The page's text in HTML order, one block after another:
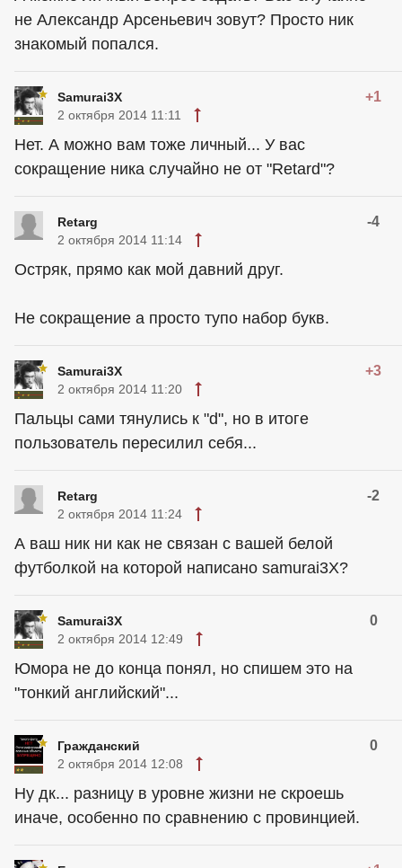
не Александр Арсеньевич зовут? Просто ник
знакомый попался.
Samurai3X +1
2 октября 2014 11:11
Нет. А можно вам тоже личный... У вас
сокращение ника случайно не от "Retard"?
Retarg -4
2 октября 2014 11:14
Остряк, прямо как мой давний друг.
Не сокращение а просто тупо набор букв.
Samurai3X +3
2 октября 2014 11:20
Пальцы сами тянулись к "d", но в итоге
пользователь пересилил себя...
Retarg -2
2 октября 2014 11:24
А ваш ник ни как не связан с вашей белой
футболкой на которой написано samurai3X?
Samurai3X 0
2 октября 2014 12:49
Юмора не до конца понял, но спишем это на
"тонкий английский"...
Гражданский 0
2 октября 2014 12:08
Ну дк... разницу в уровне жизни не скроешь
иначе, особенно по сравнению с провинцией.